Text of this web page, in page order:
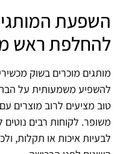
השפעת
להחלפת ראש
מותגים מוכרים בשוק
להשפיע משמעותית על
טוב מציעים לרוב מוצרים
משופר. לקוחות רבים
לבעיות איכות או תקלות,